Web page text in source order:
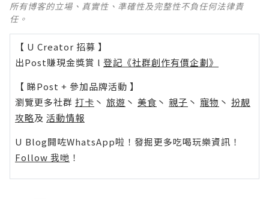
所有博客的立場、真實性、準確性及完整性不負任何法律責
任。
【 U Creator 招募 】
出Post賺現金獎賞 l 登記《社群創作有價企劃》
【 睇Post + 參加品牌活動 】
瀏覽更多社群 打卡 丶 旅遊 丶 美食 丶 親子 丶 寵物 丶 扮靚
攻略及 活動情報
U Blog開咗WhatsApp啦！發掘更多吃喝玩樂資訊！
Follow 我哋 ！